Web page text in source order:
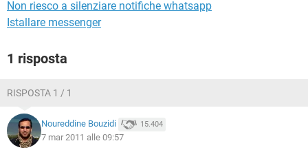
Non riesco a silenziare notifiche whatsapp
Istallare messenger
1 risposta
RISPOSTA 1 / 1
Noureddine Bouzidi 15.404
7 mar 2011 alle 09:57